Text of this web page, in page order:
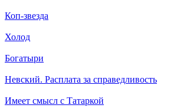
Коп-звезда
Холод
Богатыри
Невский. Расплата за справедливость
Имеет смысл с Татаркой